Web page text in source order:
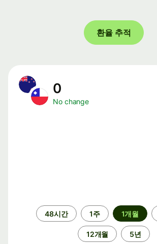
환율 추적
0
No change
48시간 1주 1개월
12개월 5년